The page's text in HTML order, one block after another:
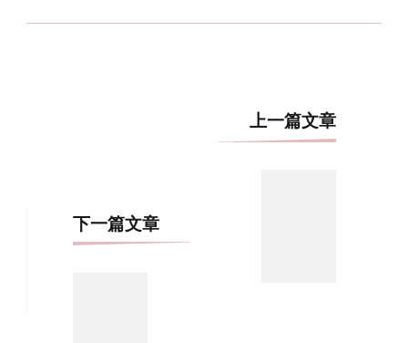
上一篇文章
下一篇文章